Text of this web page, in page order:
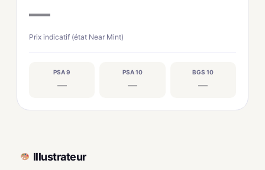
—
Prix indicatif (état Near Mint)
PSA 9
—
PSA 10
—
BGS 10
—
Illustrateur